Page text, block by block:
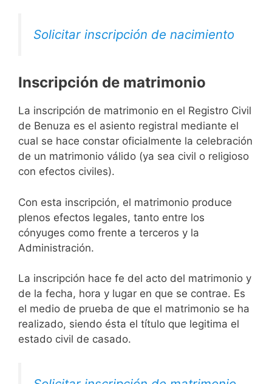
Solicitar inscripción de nacimiento
Inscripción de matrimonio
La inscripción de matrimonio en el Registro Civil
de Benuza es el asiento registral mediante el
cual se hace constar oficialmente la celebración
de un matrimonio válido (ya sea civil o religioso
con efectos civiles).
Con esta inscripción, el matrimonio produce
plenos efectos legales, tanto entre los
cónyuges como frente a terceros y la
Administración.
La inscripción hace fe del acto del matrimonio y
de la fecha, hora y lugar en que se contrae. Es
el medio de prueba de que el matrimonio se ha
realizado, siendo ésta el título que legitima el
estado civil de casado.